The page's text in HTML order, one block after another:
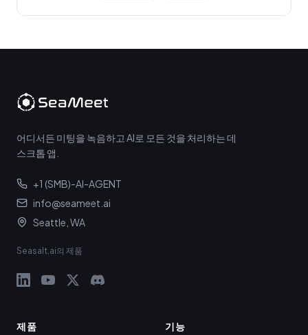
어디서든 미팅을 녹음하고 AI로 모든 것을 처리하는 데
스크톱 앱.
+1 (SMB)-AI-AGENT
info@seameet.ai
Seattle, WA
Seasalt.ai의 제품
제품 기능